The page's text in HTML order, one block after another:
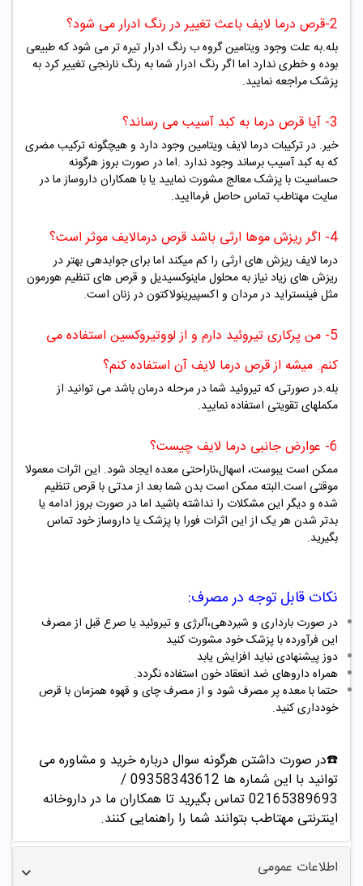
2-قرص درما لایف باعث تغییر در رنگ ادرار می شود؟
بله.به علت وجود ویتامین گروه ب رنگ ادرار تیره تر می شود که طبیعی
بوده و خطری ندارد اما اگر رنگ ادرار شما به رنگ نارنجی تغییر کرد به
پزشک مراجعه نمایید.
3- آیا قرص درما به کبد آسیب می رساند؟
خیر. در ترکیبات درما لایف ویتامین وجود دارد و هیچگونه ترکیب مضری
که به کبد آسیب برساند وجود ندارد .اما در صورت بروز هرگونه
حساسیت با پزشک معالج مشورت نمایید یا با همکاران داروساز ما در
سایت مهتاطب تماس حاصل فرماایید.
4- اگر ریزش موها ارثی باشد قرص درمالایف موثر است؟
درما لایف ریزش های ارثی را کم میکند اما برای جوابدهی بهتر در
ریزش های زیاد نیاز به محلول ماینوکسیدیل و قرص های تنظیم هورمون
مثل فینستراید در مردان و اکسپیرینولاکتون در زنان است.
5- من پرکاری تیروئید دارم و از لووتیروکسین استفاده می
کنم. میشه از قرص درما لایف آن استفاده کنم؟
بله.در صورتی که تیروئید شما در مرحله درمان باشد می توانید از
مکملهای تقویتی استفاده نمایید.
6- عوارض جانبی درما لایف چیست؟
ممکن است یبوست، اسهال،ناراحتی معده ایجاد شود. این اثرات معمولا
موقتی است.البته ممکن است بدن شما بعد از مدتی با قرص تنظیم
شده و دیگر این مشکلات را نداشته باشید اما در صورت بروز ادامه یا
بدتر شدن هر یک از این اثرات فورا با پزشک یا داروساز خود تماس
بگیرید.
نکات قابل توجه در مصرف:
در صورت بارداری و شیردهی،آلرژی و تیروئید یا صرع قبل از مصرف
این فرآورده با پزشک خود مشورت کنید
دوز پیشنهادی نباید افزایش یابد
همراه داروهای ضد انعقاد خون استفاده نگردد.
حتما با معده پر مصرف شود و از مصرف چای و قهوه همزمان با قرص
خودداری کنید.
☎️در صورت داشتن هرگونه سوال درباره خرید و مشاوره می
توانید با این شماره ها 09358343612 /
02165389693تماس بگیرید تا همکاران ما در داروخانه
اینترنتی مهتاطب بتوانند شما را راهنمایی کنند.
اطلاعات عمومی